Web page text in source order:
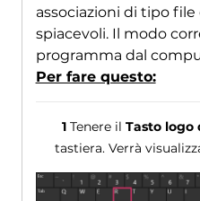
associazioni di tipo
spiacevoli. Il modo
programma dal
Per fare questo:
1Tenere il Tasto logo
tastiera. Verrà